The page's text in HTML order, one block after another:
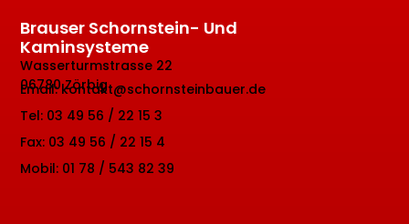
Brauser Schornstein- Und
Kaminsysteme
Wasserturmstrasse 22
06780 Zörbig
Email: kontakt@schornsteinbauer.de
Tel: 03 49 56 / 22 15 3
Fax: 03 49 56 / 22 15 4
Mobil: 01 78 / 543 82 39